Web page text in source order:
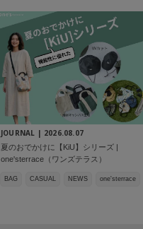
JOURNAL | 2026.08.07
夏のおでかけに【KiU】シリーズ |
one'sterrace（ワンズテラス）
BAG CASUAL NEWS one'sterrace